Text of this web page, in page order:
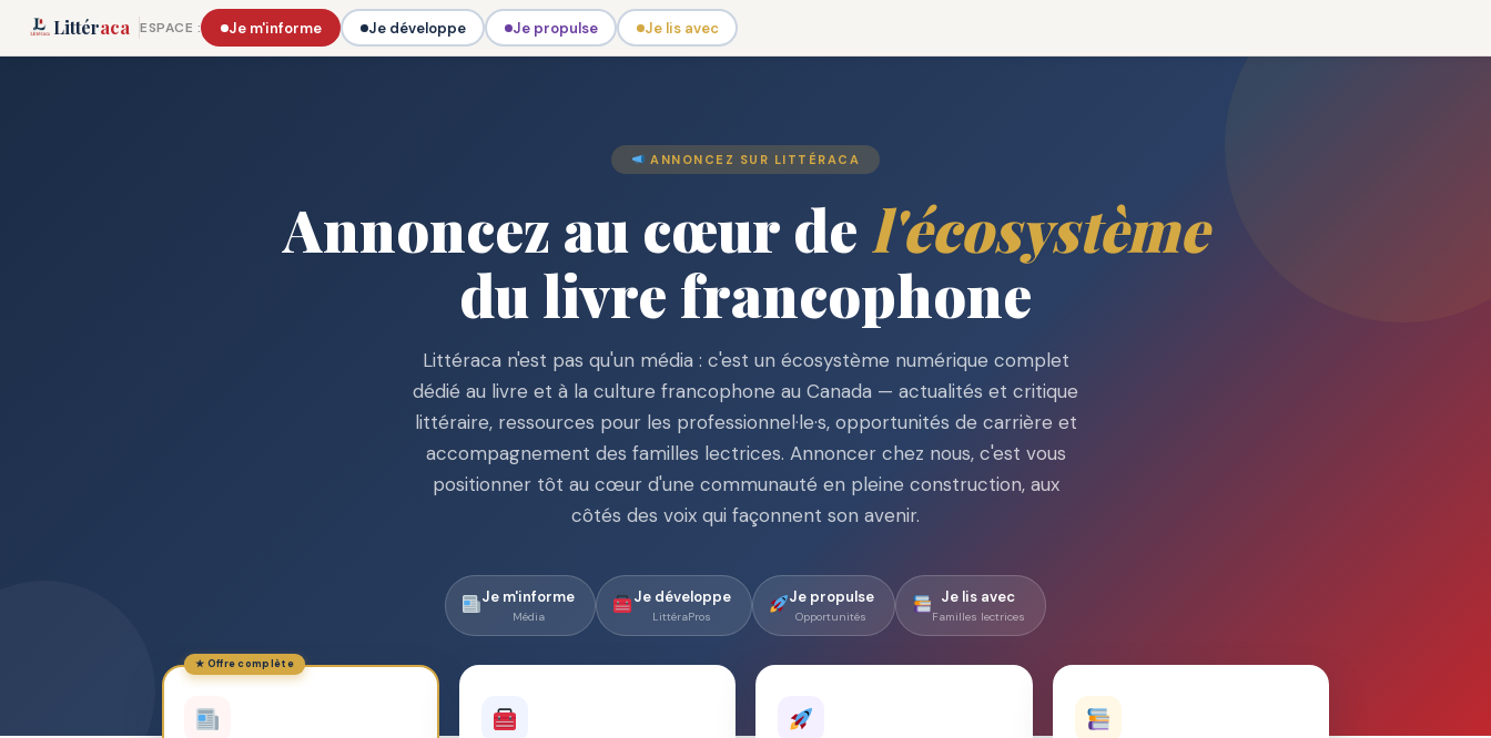
Littéraca ESPACE : Je m'informe Je développe Je propulse Je lis avec
ANNONCEZ SUR LITTÉRACA
Annoncez au cœur de l'écosystème
du livre francophone
Littéraca n'est pas qu'un média : c'est un écosystème numérique complet
dédié au livre et à la culture francophone au Canada — actualités et critique
littéraire, ressources pour les professionnel·le·s, opportunités de carrière et
accompagnement des familles lectrices. Annoncer chez nous, c'est vous
positionner tôt au cœur d'une communauté en pleine construction, aux
côtés des voix qui façonnent son avenir.
Je m'informe
Média
Je développe
LittéraPros
Je propulse
Opportunités
Je lis avec
Familles lectrices
★ Offre complète